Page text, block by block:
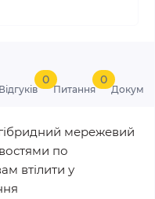
Відгуків
0
Питання
0
мережевий
по
втілити у